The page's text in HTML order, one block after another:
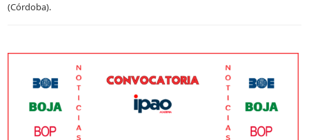
(Córdoba).